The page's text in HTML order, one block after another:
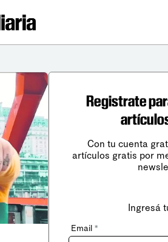
Registrate
Con tu cuenta
artículos gratis por
Ingresá
Email *